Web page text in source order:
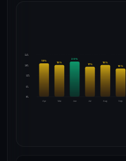
24%
18%
12%
6%
0%
Apr
19%
Mai
18%
Jun
20%
Jul
17%
Aug
18%
Sep
16%